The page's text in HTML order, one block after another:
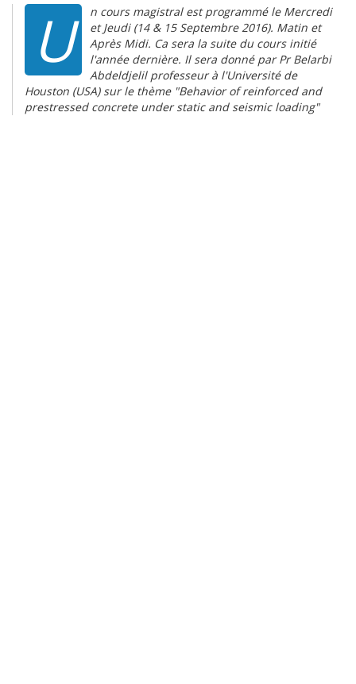
U n cours magistral est programmé le Mercredi
et Jeudi (14 & 15 Septembre 2016). Matin et
Après Midi. Ca sera la suite du cours initié
l'année dernière. Il sera donné par PrBelarbi
Abdeldjelil professeur à l'Université de
Houston (USA) sur le thème "Behavior of reinforced and
prestressed concrete under static and seismic loading"